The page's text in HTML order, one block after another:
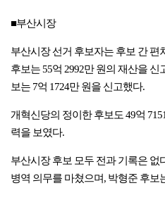
■부산시장
부산시장 선거 후보자는 후보 간 편
후보는 55억 2992만 원의 재산을
보는 7억 1724만 원을 신고했다.
개혁신당의 정이한 후보도 49억
력을 보였다.
부산시장 후보 모두 전과 기록은 없
병역 의무를 마쳤으며, 박형준 후보